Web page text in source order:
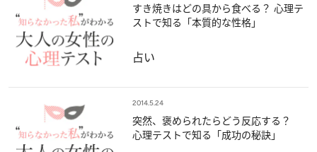
すき焼きはどの具から食べる？ 心理テ
ストで知る「本質的な性格」
占い
2014.5.24
突然、褒められたらどう反応する？
心理テストで知る「成功の秘訣」